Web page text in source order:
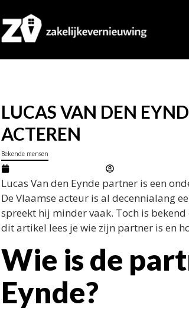
LUCAS VAN DEN
ACTEREN
Bekende mensen
Lucas Van den Eynde partner is een
De Vlaamse acteur is al decennialang
spreekt hij minder vaak. Toch is
dit artikel lees je wie zijn partner is en
Wie is de
Eynde?